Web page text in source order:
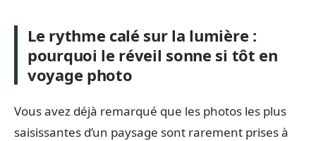
Le rythme calé sur la lumière :
pourquoi le réveil sonne si tôt en
voyage photo
Vous avez déjà remarqué que les photos les plus
saisissantes d’un paysage sont rarement prises à